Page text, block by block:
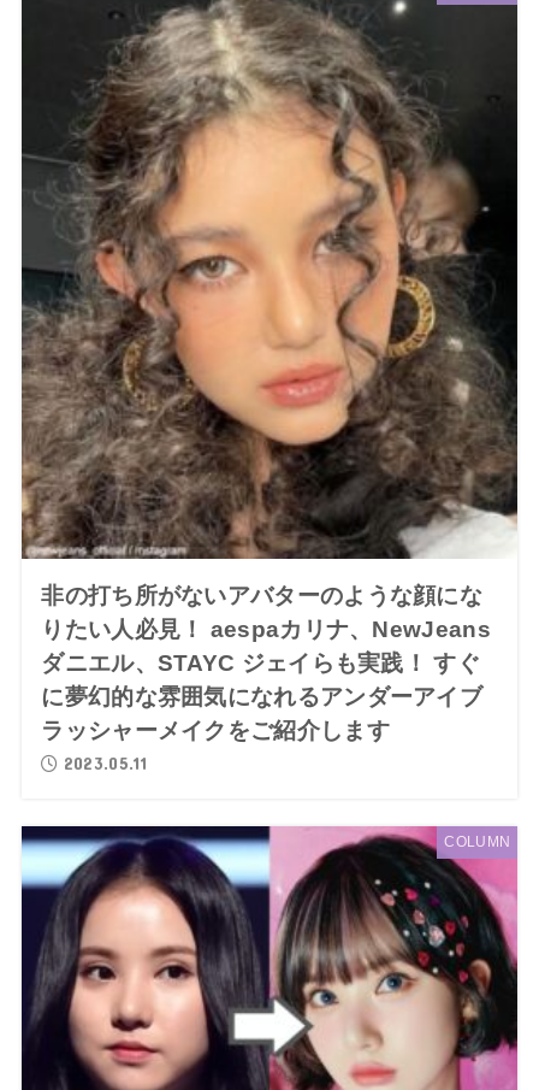
非の打ち所がないアバターのような顔にな
りたい人必見！ aespaカリナ、NewJeans
ダニエル、STAYC ジェイらも実践！ すぐ
に夢幻的な雰囲気になれるアンダーアイブ
ラッシャーメイクをご紹介します
2023.05.11
COLUMN